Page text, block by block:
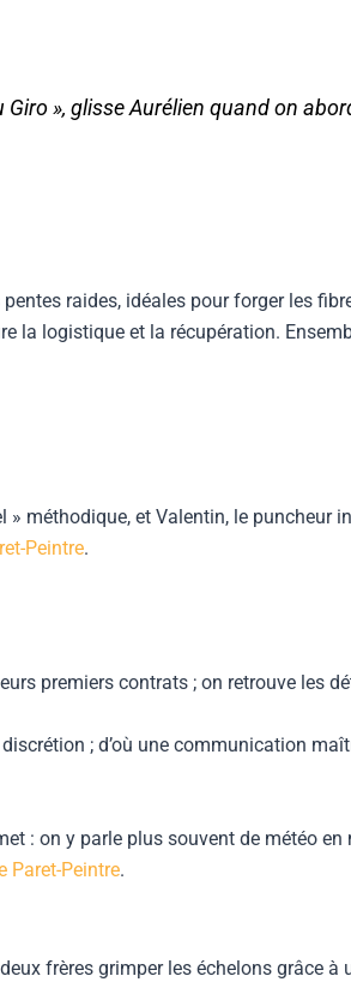
», glisse Aurélien quand on
raides, idéales pour forger les
la logistique et la récupération.
» méthodique, et Valentin, le
Peintre.
premiers contrats ; on retrouve les
; d’où une communication
: on y parle plus souvent de météo
Paret-Peintre.
frères grimper les échelons grâce